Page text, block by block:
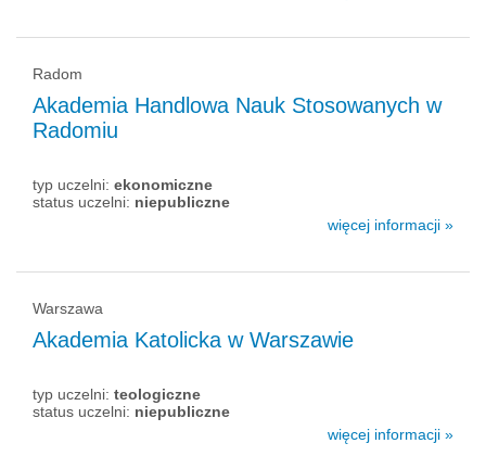
Radom
Akademia Handlowa Nauk Stosowanych w
Radomiu
typ uczelni: ekonomiczne
status uczelni: niepubliczne
więcej informacji »
Warszawa
Akademia Katolicka w Warszawie
typ uczelni: teologiczne
status uczelni: niepubliczne
więcej informacji »